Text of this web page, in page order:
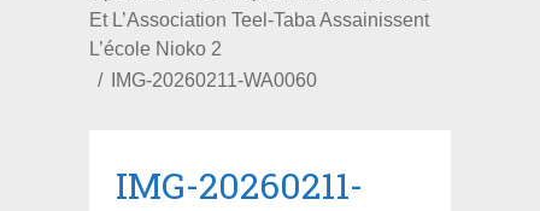
Et L’Association Teel-Taba Assainissent
L’école Nioko 2
IMG-20260211-WA0060
IMG-20260211-